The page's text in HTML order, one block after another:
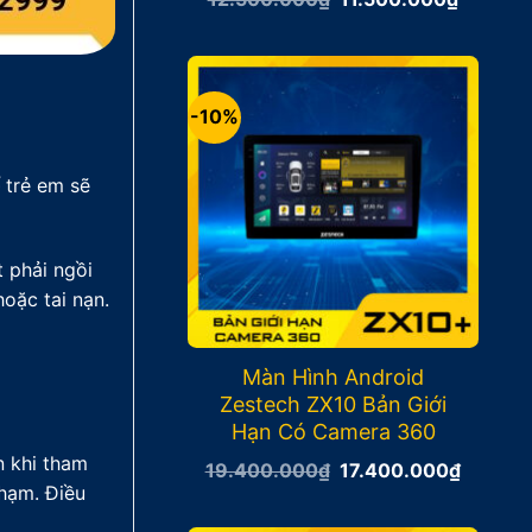
em sẽ
phải ngồi
tai nạn.
khi tham
Điều
12.500.000₫.là:
-10%
Màn Hình Android
Zestech ZX10 Bản Giới
Hạn Có Camera 360
19.400.000₫ Giá
19.400.000₫.
17.400.000₫Giá
là: